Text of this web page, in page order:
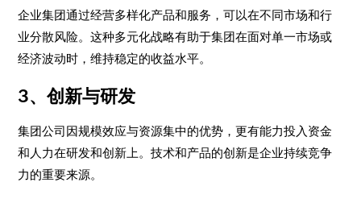
企业集团通过经营多样化产品和服务，可以在不同市场和行
业分散风险。这种多元化战略有助于集团在面对单一市场或
经济波动时，维持稳定的收益水平。
3、创新与研发
集团公司因规模效应与资源集中的优势，更有能力投入资金
和人力在研发和创新上。技术和产品的创新是企业持续竞争
力的重要来源。